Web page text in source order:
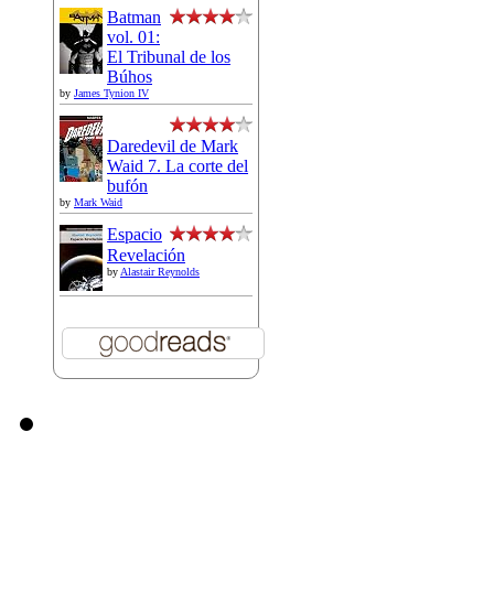
Batman
vol. 01:
El Tribunal de los
Búhos
by James Tynion IV
Daredevil de Mark
Waid 7. La corte del
bufón
by Mark Waid
Espacio
Revelación
by Alastair Reynolds